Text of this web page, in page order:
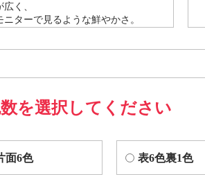
広く、
ニターで見るような鮮やかさ。
を選択してください
面6色 表6色裏1色